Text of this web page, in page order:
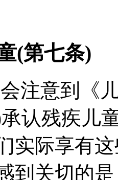
(第七条)
注意到《
认残疾儿
实际享有
到关切的